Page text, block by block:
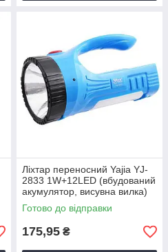
Ліхтар переносний Yajia YJ-
2833 1W+12LED (вбудований
акумулятор, висувна вилка)
15.7 см
Готово до відправки
175,95 ₴